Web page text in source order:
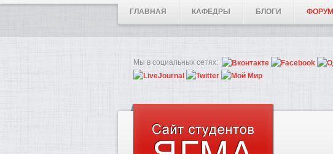
ГЛАВНАЯ КАФЕДРЫ БЛОГИ ФОРУМ
Мы в социальных сетях: